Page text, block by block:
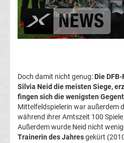
Super
Cup
Weltfußballer
des
Jahres
Doch damit nicht genug: Die
Silvia Neid die meisten Siege,
fingen sich die wenigsten
Mittelfeldspielerin war außerdem
während ihrer Amtszeit 100
Außerdem wurde Neid nicht
Trainerin des Jahresgekürt